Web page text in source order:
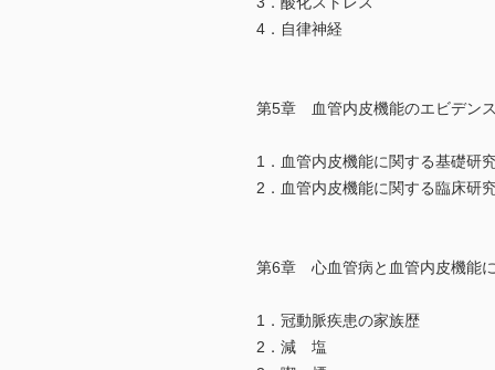
4．自律神経
第5章 血管内皮機能のエビデンス
1．血管内皮機能に関する基礎研
2．血管内皮機能に関する臨床研
第6章 心血管病と血管内皮機能
1．冠動脈疾患の家族歴
2．減 塩